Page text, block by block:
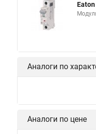
Аналоги по
Аналоги по цене